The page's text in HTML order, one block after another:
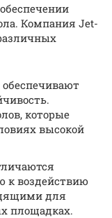
Компания Jet-
обеспечивают
которые
высокой
к воздействию
для
площадках.